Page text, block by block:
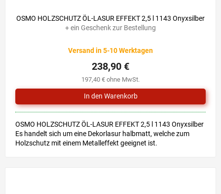
OSMO HOLZSCHUTZ ÖL-LASUR EFFEKT 2,5 l 1143 Onyxsilber
+ ein Geschenk zur Bestellung
Versand in 5-10 Werktagen
197,40 € ohne MwSt.
238,90 €
OSMO HOLZSCHUTZ ÖL-LASUR EFFEKT 2,5 l 1143 Onyxsilber
Es handelt sich um eine Dekorlasur halbmatt, welche zum
Holzschutz mit einem Metalleffekt geeignet ist.